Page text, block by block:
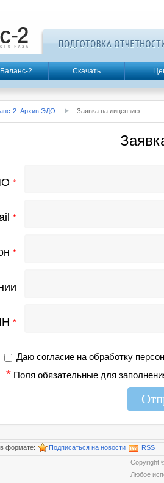
2 Скачать
2: Архив ЭДО Заявка на лицензию
*
*
*
*
Даю согласие на обработку
* Поля обязательные для
формате: Подписаться на новости
RSS
Любое